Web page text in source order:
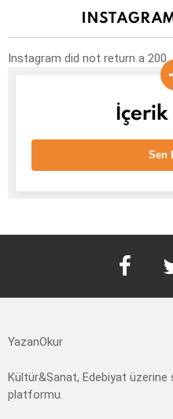
Instagram did not return a 200.
Sen
YazanOkur
Kültür&Sanat, Edebiyat üzerine
platformu.